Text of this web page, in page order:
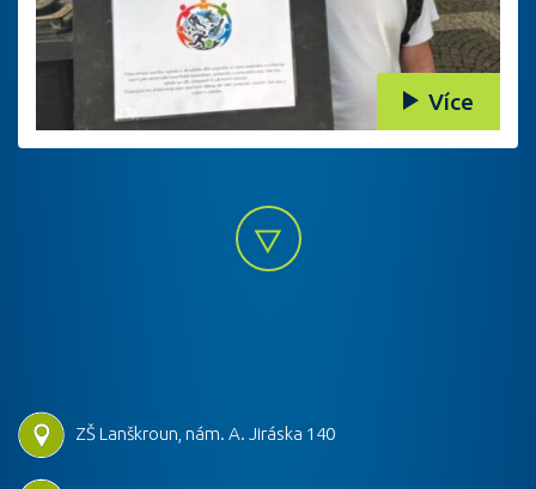
Více
ZŠ Lanškroun, nám. A. Jiráska 140